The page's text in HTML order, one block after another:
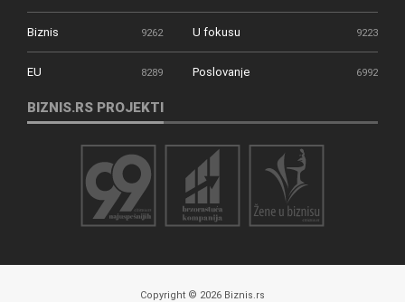
Biznis 9262 U fokusu 9223
EU 8289 Poslovanje 6992
BIZNIS.RS PROJEKTI
Copyright © 2026 Biznis.rs